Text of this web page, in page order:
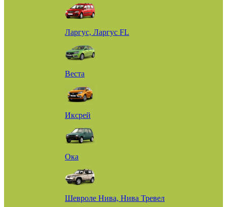
Ларгус, Ларгус FL
Веста
Иксрей
Ока
Шевроле Нива, Нива Тревел